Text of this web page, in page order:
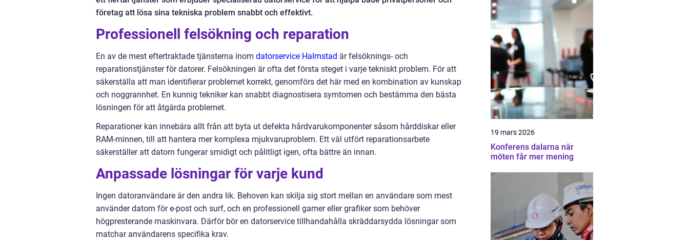
företag att lösa sina tekniska problem snabbt och effektivt.
Professionell felsökning och reparation
En av de mest eftertraktade tjänsterna inom datorservice Halmstad är felsöknings- och
reparationstjänster för datorer. Felsökningen är ofta det första steget i varje tekniskt problem. För att
säkerställa att man identifierar problemet korrekt, genomförs det här med en kombination av kunskap
och noggrannhet. En kunnig tekniker kan snabbt diagnostisera symtomen och bestämma den bästa
lösningen för att åtgärda problemet.
Reparationer kan innebära allt från att byta ut defekta hårdvarukomponenter såsom hårddiskar eller
RAM-minnen, till att hantera mer komplexa mjukvaruproblem. Ett väl utfört reparationsarbete
säkerställer att datorn fungerar smidigt och pålitligt igen, ofta bättre än innan.
Anpassade lösningar för varje kund
Ingen datoranvändare är den andra lik. Behoven kan skilja sig stort mellan en användare som mest
använder datorn för e-post och surf, och en professionell gamer eller grafiker som behöver
högpresterande maskinvara. Därför bör en datorservice tillhandahålla skräddarsydda lösningar som
matchar användarens specifika krav.
19 mars 2026
Konferens dalarna när
möten får mer mening